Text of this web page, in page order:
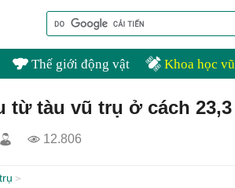
Thế giới động vật Khoa học
từ tàu vũ trụ ở cách
12.806